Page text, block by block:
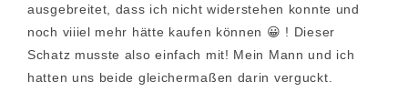
ausgebreitet, dass ich nicht widerstehen konnte und
noch viiiel mehr hätte kaufen können 😀 ! Dieser
Schatz musste also einfach mit! Mein Mann und ich
hatten uns beide gleichermaßen darin verguckt.